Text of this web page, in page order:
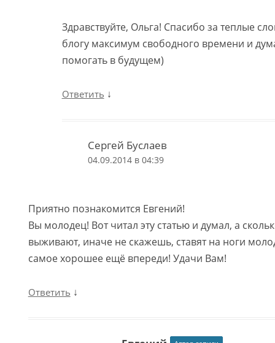
Здравствуйте, Ольга! Спасибо за теплые
блогу максимум свободного времени и
помогать в будущем)
Ответить ↓
Сергей Буслаев
04.09.2014 в 04:39
Приятно познакомится Евгений!
Вы молодец! Вот читал эту статью и думал, а
выживают, иначе не скажешь, ставят на ноги
самое хорошее ещё впереди! Удачи Вам!
Ответить ↓